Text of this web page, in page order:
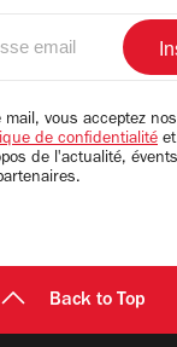
vous acceptez nos
de confidentialité
de l'actualité,
Back to Top